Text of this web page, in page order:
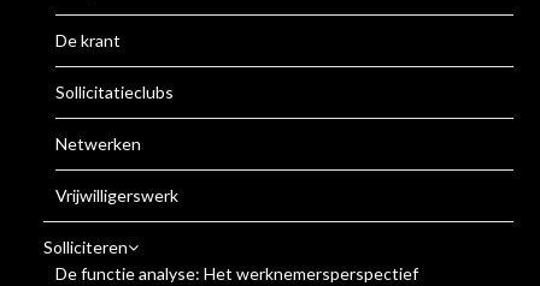
De krant
Sollicitatieclubs
Netwerken
Vrijwilligerswerk
Solliciteren
De functie analyse: Het werknemersperspectief